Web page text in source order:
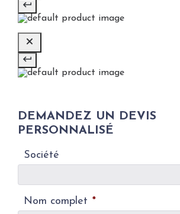
DEMANDEZ UN DEVIS
PERSONNALISÉ
Société
Nom complet *